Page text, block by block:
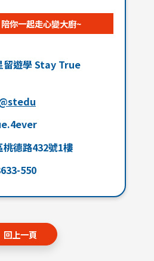
你一起走心變大廚~
留遊學 Stay True
桃德路432號1樓
550
回上一頁